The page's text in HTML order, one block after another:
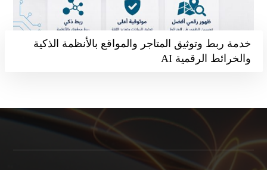
خدمة ربط وتوثيق المتاجر والمواقع بالأنظمة الذكية
والخرائط الرقمية AI